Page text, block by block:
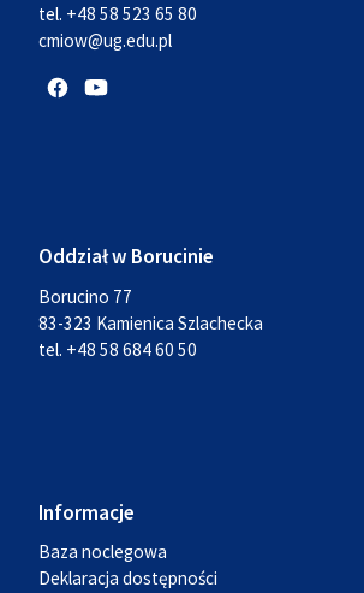
tel. +48 58 523 65 80
cmiow@ug.edu.pl
Oddział w Borucinie
Borucino 77
83-323 Kamienica Szlachecka
tel. +48 58 684 60 50
Informacje
Baza noclegowa
Deklaracja dostępności